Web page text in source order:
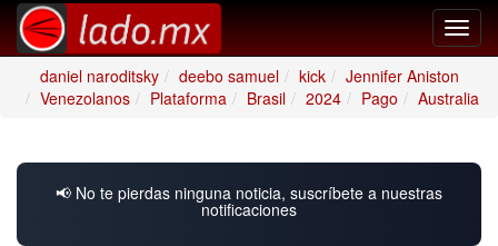
daniel naroditsky
deebo samuel kick
Jennifer Aniston
Venezolanos
Plataforma Brasil 2024 Pago Australia
📢 No te pierdas ninguna noticia, suscríbete a nuestras
notificaciones